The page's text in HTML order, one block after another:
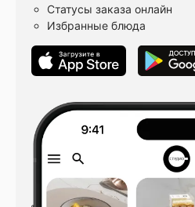
Статусы заказа онлайн
Избранные блюда